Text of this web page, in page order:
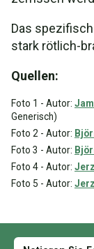
Das
stark rötlich-
Quellen:
Foto 1 - Autor:
Generisch)
Foto 2 - Autor:
Foto 3 - Autor:
Foto 4 - Autor:
Foto 5 - Autor: